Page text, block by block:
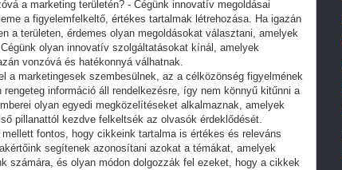
a marketing területén? - Cégünk innovatív megoldásai
a figyelemfelkeltő, értékes tartalmak létrehozása. Ha igazán
a területen, érdemes olyan megoldásokat választani, amelyek
olyan innovatív szolgáltatásokat kínál, amelyek
vonzóvá és hatékonnyá válhatnak.
a marketingesek szembesülnek, az a célközönség figyelmének
rengeteg információ áll rendelkezésre, így nem könnyű kitűnni a
olyan egyedi megközelítéseket alkalmaznak, amelyek
pillanattól kezdve felkeltsék az olvasók érdeklődését.
fontos, hogy cikkeink tartalma is értékes és releváns
segítenek azonosítani azokat a témákat, amelyek
számára, és olyan módon dolgozzák fel ezeket, hogy a cikkek